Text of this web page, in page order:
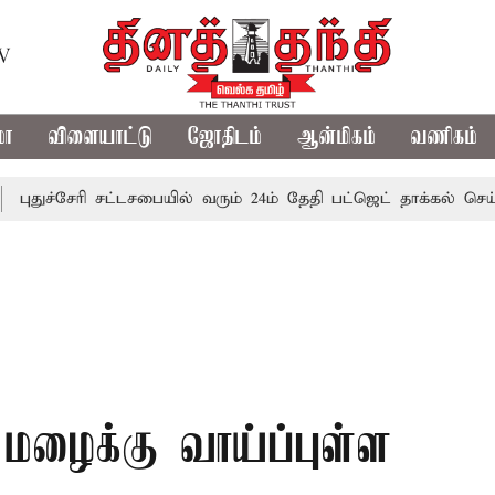
விளையாட்டு ஜோதிடம் ஆன்மிகம் வணிகம்
சட்டசபையில் வரும் 24ம் தேதி பட்ஜெட் தாக்கல் செய்கிறார்
வாய்ப்புள்ள